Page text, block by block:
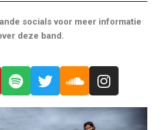
socials voor meer informatie
deze band.